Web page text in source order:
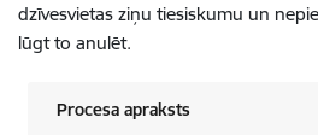
dzīvesvietas ziņu tiesiskumu un
lūgt to anulēt.
Procesa apraksts